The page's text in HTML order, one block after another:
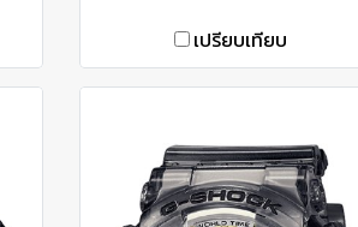
เปรียบเทียบ